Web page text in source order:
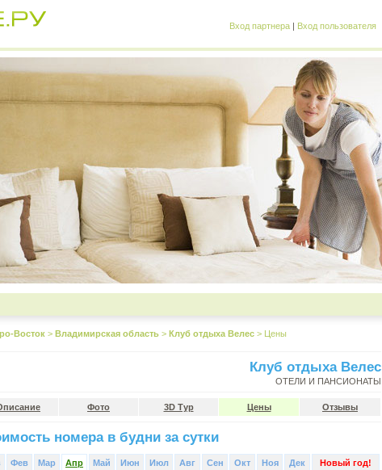
Вход партнера | Вход пользователя
Восток > Владимирская область > Клуб отдыха Велес > Цены
Клуб отдыха Велес
ОТЕЛИ И ПАНСИОНАТЫ
Фото 3D Тур Цены Отзывы
номера в будни за сутки
Фев Мар Апр Май Июн Июл Авг Сен Окт Ноя Дек Новый год!